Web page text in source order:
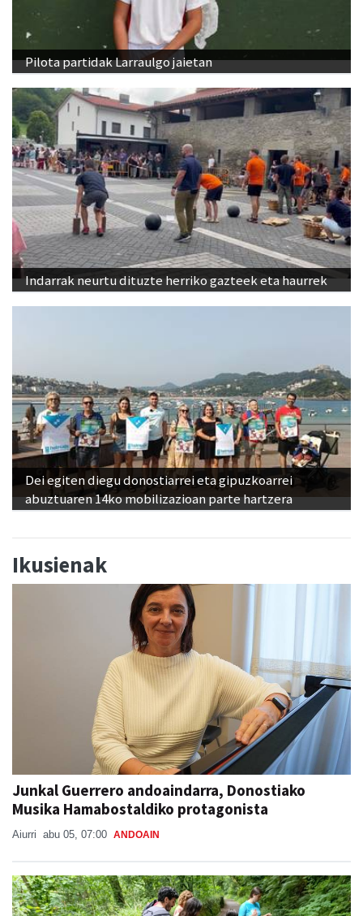
Pilota partidak Larraulgo jaietan
Indarrak neurtu dituzte herriko gazteek eta haurrek
Dei egiten diegu donostiarrei eta gipuzkoarrei
abuztuaren 14ko mobilizazioan parte hartzera
Ikusienak
Junkal Guerrero andoaindarra, Donostiako
Musika Hamabostaldiko protagonista
Aiurri abu 05, 07:00 ANDOAIN